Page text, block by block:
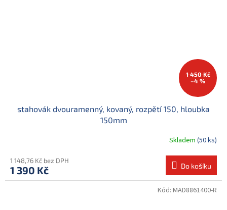
1 450 Kč
–4 %
stahovák dvouramenný, kovaný, rozpětí 150, hloubka
150mm
Skladem (50 ks)
1 148,76 Kč bez DPH
1 390 Kč Do košíku
Kód: MAD8861400-R